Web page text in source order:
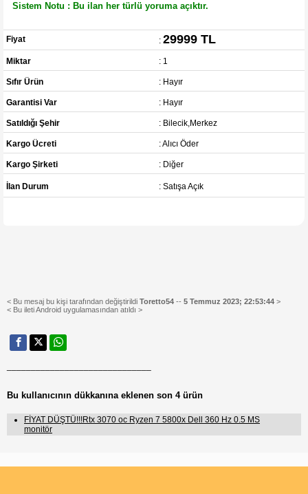
Sistem Notu : Bu ilan her türlü yoruma açıktır.
Fiyat : 29999 TL
Miktar : 1
Sıfır Ürün : Hayır
Garantisi Var : Hayır
Satıldığı Şehir : Bilecik,Merkez
Kargo Ücreti : Alıcı Öder
Kargo Şirketi : Diğer
İlan Durum : Satışa Açık
< Bu mesaj bu kişi tarafından değiştirildi Toretto54 -- 5 Temmuz 2023; 22:53:44 >
< Bu ileti Android uygulamasından atıldı >
Bu kullanıcının dükkanına eklenen son 4 ürün
FİYAT DÜŞTÜ!!!Rtx 3070 oc Ryzen 7 5800x Dell 360 Hz 0.5 MS
monitör